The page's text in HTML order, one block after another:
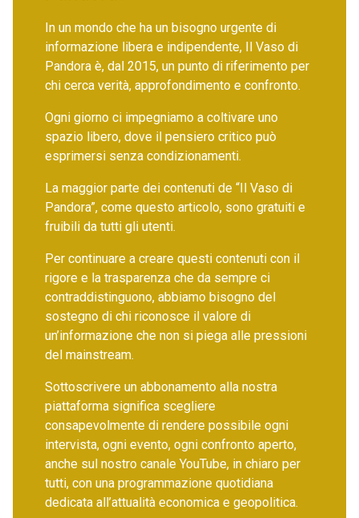
In un mondo che ha un bisogno urgente di
informazione libera e indipendente, Il Vaso di
Pandora è, dal 2015, un punto di riferimento per
chi cerca verità, approfondimento e confronto.
Ogni giorno ci impegniamo a coltivare uno
spazio libero, dove il pensiero critico può
esprimersi senza condizionamenti.
La maggior parte dei contenuti de “Il Vaso di
Pandora”, come questo articolo, sono gratuiti e
fruibili da tutti gli utenti.
Per continuare a creare questi contenuti con il
rigore e la trasparenza che da sempre ci
contraddistinguono, abbiamo bisogno del
sostegno di chi riconosce il valore di
un’informazione che non si piega alle pressioni
del mainstream.
Sottoscrivere un abbonamento alla nostra
piattaforma significa scegliere
consapevolmente di rendere possibile ogni
intervista, ogni evento, ogni confronto aperto,
anche sul nostro canale YouTube, in chiaro per
tutti, con una programmazione quotidiana
dedicata all’attualità economica e geopolitica.